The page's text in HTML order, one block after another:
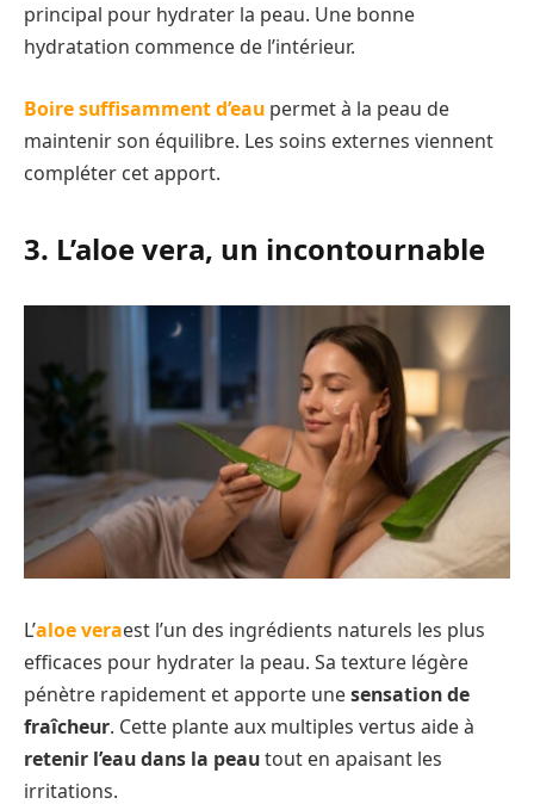
principal pour hydrater la peau. Une bonne
hydratation commence de l’intérieur.
Boire suffisamment d’eau permet à la peau de
maintenir son équilibre. Les soins externes viennent
compléter cet apport.
3. L’aloe vera, un incontournable
L’aloe veraest l’un des ingrédients naturels les plus
efficaces pour hydrater la peau. Sa texture légère
pénètre rapidement et apporte unesensation de
fraîcheur. Cette plante aux multiples vertus aide à
retenir l’eau dans la peautout en apaisant les
irritations.